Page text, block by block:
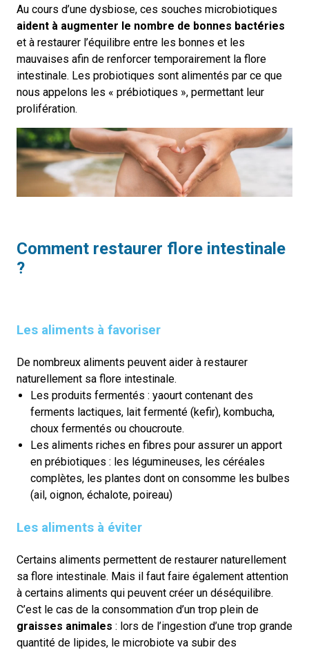
Au cours d’une dysbiose, ces souches microbiotiques
aident à augmenter le nombre de bonnes bactéries
et à restaurer l’équilibre entre les bonnes et les
mauvaises afin de renforcer temporairement la flore
intestinale. Les probiotiques sont alimentés par ce que
nous appelons les « prébiotiques », permettant leur
prolifération.
Comment restaurer flore intestinale
?
Les aliments à favoriser
De nombreux aliments peuvent aider à restaurer
naturellement sa flore intestinale.
Les produits fermentés : yaourt contenant des
ferments lactiques, lait fermenté (kefir), kombucha,
choux fermentés ou choucroute.
Les aliments riches en fibres pour assurer un apport
en prébiotiques : les légumineuses, les céréales
complètes, les plantes dont on consomme les bulbes
(ail, oignon, échalote, poireau)
Les aliments à éviter
Certains aliments permettent de restaurer naturellement
sa flore intestinale. Mais il faut faire également attention
à certains aliments qui peuvent créer un déséquilibre.
C’est le cas de la consommation d’un trop plein de
graisses animales : lors de l’ingestion d’une trop grande
quantité de lipides, le microbiote va subir des